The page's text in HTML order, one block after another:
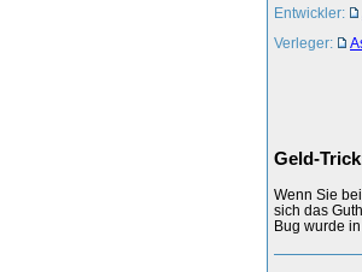
Entwickler:
Verleger:
Geld-
Wenn Sie
sich das
Bug wurde